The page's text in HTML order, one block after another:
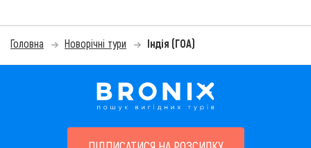
Головна Новорічні тури Індія (ГОА)